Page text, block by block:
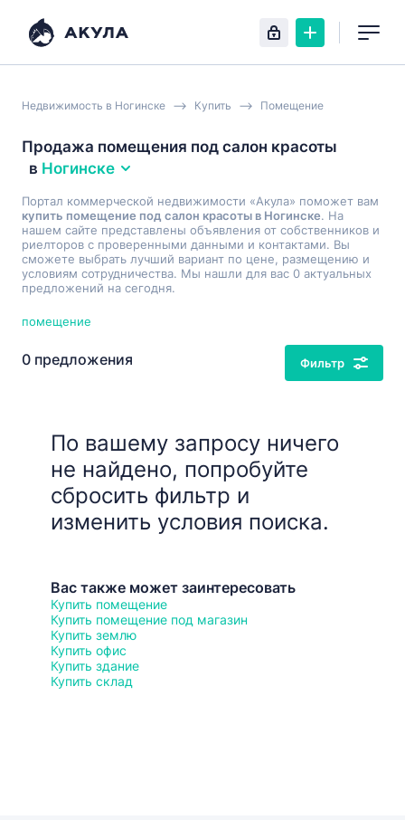
Недвижимость в Ногинске Купить Помещение
Продажа помещения под салон красоты
в Ногинске
Портал коммерческой недвижимости «Акула» поможет вам
купить помещение под салон красоты в Ногинске. На
нашем сайте представлены объявления от собственников и
риелторов с проверенными данными и контактами. Вы
сможете выбрать лучший вариант по цене, размещению и
условиям сотрудничества. Мы нашли для вас 0 актуальных
предложений на сегодня.
помещение
0 предложения Фильтр
По вашему запросу ничего
не найдено, попробуйте
сбросить фильтр и
изменить условия поиска.
Вас также может заинтересовать
Купить помещение
Купить помещение под магазин
Купить землю
Купить офис
Купить здание
Купить склад